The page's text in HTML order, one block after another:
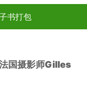
书打包
国摄影师Gilles